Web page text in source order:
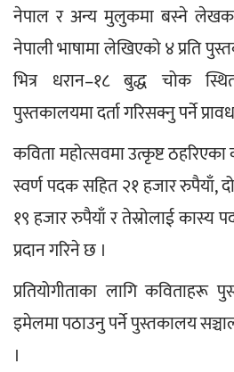
नेपाल र अन्य मुलुकमा बस्ने
नेपाली भाषामा लेखिएको ४ प्रति
भित्र धरान–१८ बुद्ध चोक
पुस्तकालयमा दर्ता गरिसक्नु पर्ने
कविता महोत्सवमा उत्कृष्ट
स्वर्ण पदक सहित २१ हजार रुपैयाँ,
१९ हजार रुपैयाँ र तेस्रोलाई कास्य
प्रदान गरिने छ ।
प्रतियोगीताका लागि कविताहरू
इमेलमा पठाउनु पर्ने पुस्तकालय
।